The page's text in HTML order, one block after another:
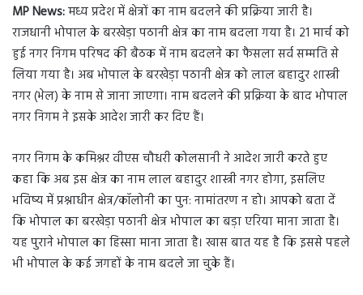
MP News:मध्य प्रदेश में क्षेत्रों का नाम बदलने की प्रक्रिया जारी है।
राजधानी भोपाल के बरखेड़ा पठानी क्षेत्र का नाम बदला गया है। 21 मार्च को
हुई नगर निगम परिषद की बैठक में नाम बदलने का फैसला सर्व सम्मति से
लिया गया है। अब भोपाल के बरखेड़ा पठानी क्षेत्र को लाल बहादुर शास्त्री
नगर (भेल) के नाम से जाना जाएगा। नाम बदलने की प्रक्रिया के बाद भोपाल
नगर निगम ने इसके आदेश जारी कर दिए हैं।
नगर निगम के कमिश्नर वीएस चौधरी कोलसानी ने आदेश जारी करते हुए
कहा कि अब इस क्षेत्र का नाम लाल बहादुर शास्त्री नगर होगा, इसलिए
भविष्य में प्रश्नाधीन क्षेत्र/कॉलोनी का पुन: नामांतरण न हो। आपको बता दें
कि भोपाल का बरखेड़ा पठानी क्षेत्र भोपाल का बड़ा एरिया माना जाता है।
यह पुराने भोपाल का हिस्सा माना जाता है। खास बात यह है कि इससे पहले
भी भोपाल के कई जगहों के नाम बदले जा चुके हैं।